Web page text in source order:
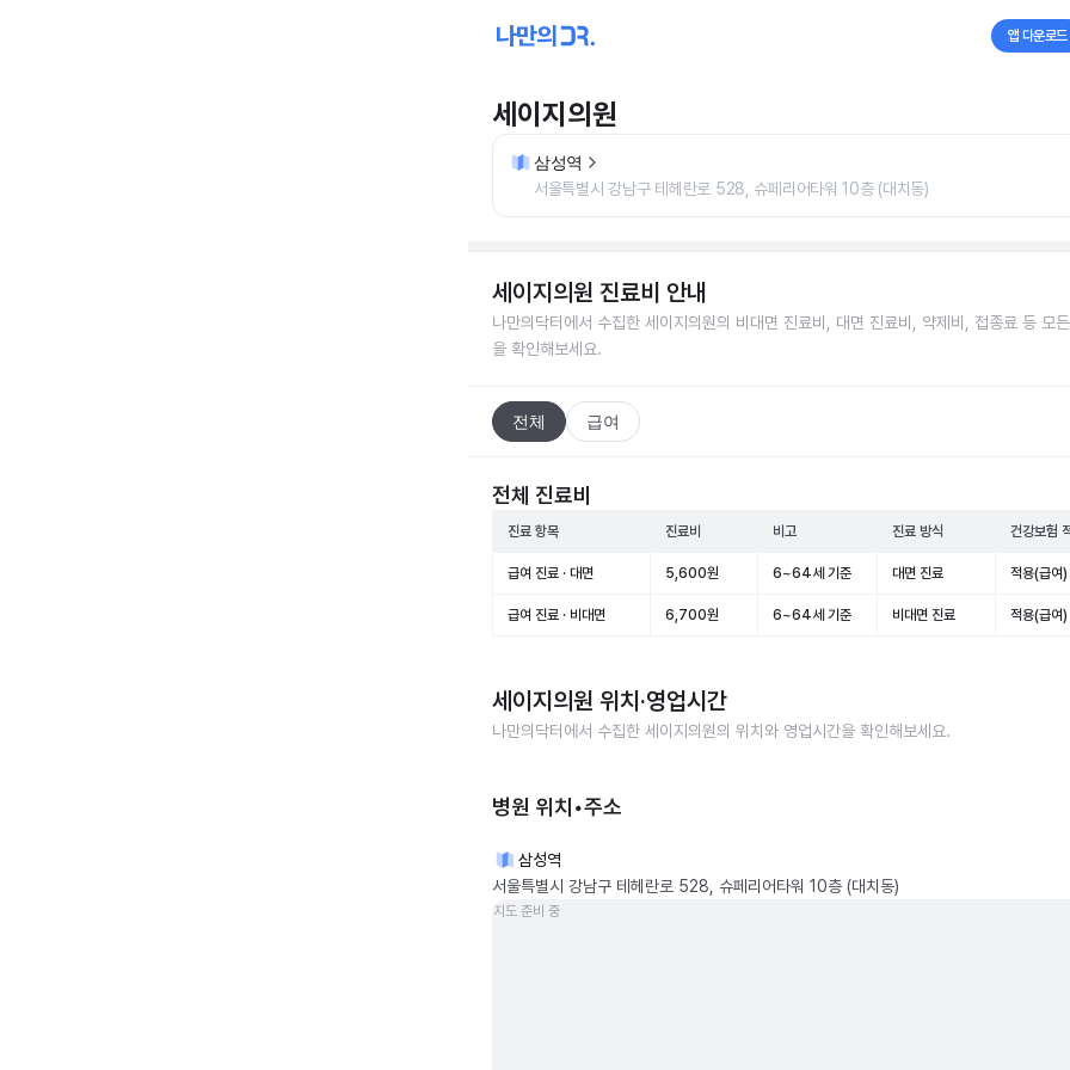
앱 다운로드
세이지의원
삼성역
서울특별시 강남구 테헤란로 528, 슈페리어타워 10층 (대치동)
세이지의원 진료비 안내
나만의닥터에서 수집한 세이지의원의 비대면 진료비, 대면 진료비, 약제비, 접종료 등 모
을 확인해보세요.
전체 급여
전체 진료비
진료 항목 진료비 비고 진료 방식 건강보험
급여 진료 · 대면 5,600원 6~64세 기준 대면 진료 적용(급여)
급여 진료 · 비대면 6,700원 6~64세 기준 비대면 진료 적용(급여)
세이지의원 위치·영업시간
나만의닥터에서 수집한 세이지의원의 위치와 영업시간을 확인해보세요.
병원 위치•주소
삼성역
서울특별시 강남구 테헤란로 528, 슈페리어타워 10층 (대치동)
지도 준비 중